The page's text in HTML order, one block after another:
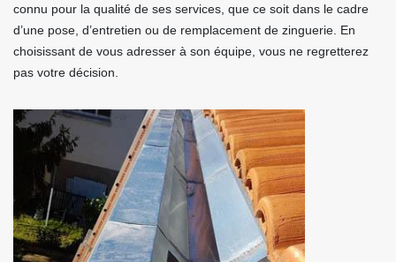
connu pour la qualité de ses services, que ce soit dans le cadre
d’une pose, d’entretien ou de remplacement de zinguerie. En
choisissant de vous adresser à son équipe, vous ne regretterez
pas votre décision.